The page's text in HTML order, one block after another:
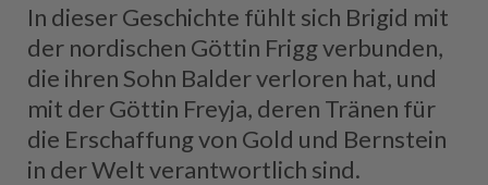
In dieser Geschichte fühlt sich Brigid mit
der nordischen Göttin Frigg verbunden,
die ihren Sohn Balder verloren hat, und
mit der Göttin Freyja, deren Tränen für
die Erschaffung von Gold und Bernstein
in der Welt verantwortlich sind.